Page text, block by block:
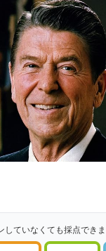
していなくても採点でき